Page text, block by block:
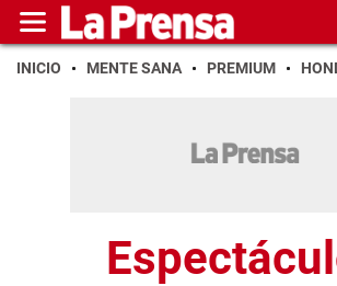
INICIO MENTE SANA PREMIUM